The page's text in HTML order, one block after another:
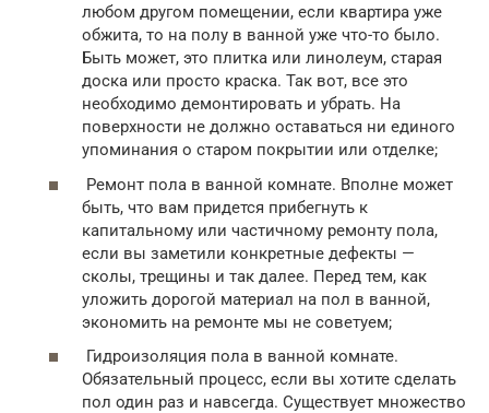
любом другом помещении, если квартира уже
обжита, то на полу в ванной уже что-то было.
Быть может, это плитка или линолеум, старая
доска или просто краска. Так вот, все это
необходимо демонтировать и убрать. На
поверхности не должно оставаться ни единого
упоминания о старом покрытии или отделке;
Ремонт пола в ванной комнате. Вполне может
быть, что вам придется прибегнуть к
капитальному или частичному ремонту пола,
если вы заметили конкретные дефекты —
сколы, трещины и так далее. Перед тем, как
уложить дорогой материал на пол в ванной,
экономить на ремонте мы не советуем;
Гидроизоляция пола в ванной комнате.
Обязательный процесс, если вы хотите сделать
пол один раз и навсегда. Существует множество